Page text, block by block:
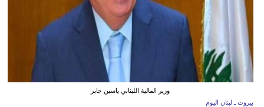
وزير المالية اللبناني ياسين جابر
بيروت ـ لبنان اليوم